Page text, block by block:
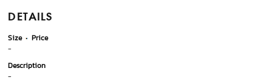
DETAILS
Size
Price
-
Description
-